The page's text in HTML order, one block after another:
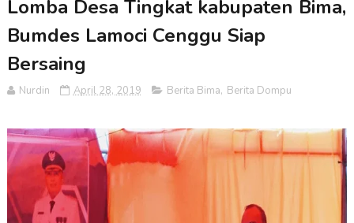
Lomba Desa Tingkat kabupaten Bima,
Bumdes Lamoci Cenggu Siap
Bersaing
Nurdin April 28, 2019 Berita Bima, Berita Dompu